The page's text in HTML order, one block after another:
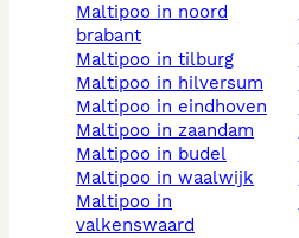
maltipoo in noord
brabant
maltipoo in tilburg
maltipoo in hilversum
maltipoo in eindhoven
maltipoo in zaandam
maltipoo in budel
maltipoo in waalwijk
maltipoo in
valkenswaard